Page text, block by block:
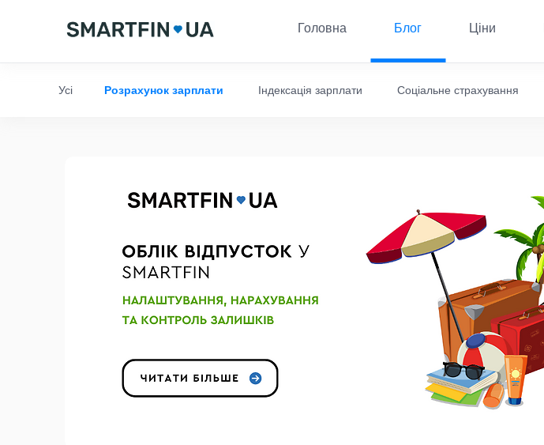
Головна Блог Ціни
Усі Розрахунок зарплати Індексація зарплати Соціальне страхування